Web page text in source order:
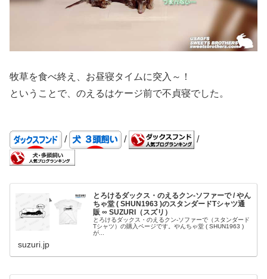
牧草を食べ終え、お昼寝タイムに突入～！
ということで、のえるはケージ前で不貞寝でした。
/ / /
とろけるダックス・のえるクン-ソファーで / やん
ちゃ堂 ( SHUN1963 )のスタンダードTシャツ通
販 ∞ SUZURI（スズリ）
とろけるダックス・のえるクン-ソファーで（スタンダード
Tシャツ）の購入ページです。やんちゃ堂 ( SHUN1963 )
が...
suzuri.jp